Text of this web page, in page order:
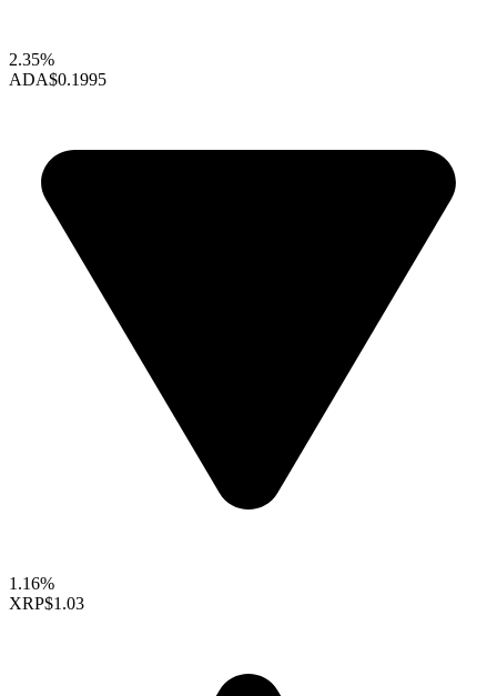
2.35%
ADA$0.1995
1.16%
XRP$1.03